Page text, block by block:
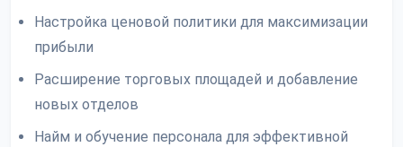
Настройка ценовой политики для максимизации
прибыли
Расширение торговых площадей и добавление
новых отделов
Найм и обучение персонала для эффективной